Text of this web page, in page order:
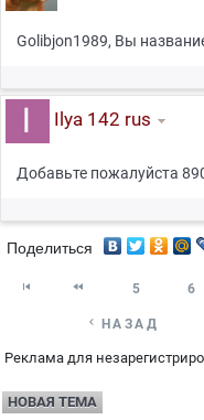
Golibjon1989, Вы
Ilya 142 rus
Добавьте пожалуйста
Поделиться
  5 6
 НАЗАД
Реклама для
НОВАЯ ТЕМА